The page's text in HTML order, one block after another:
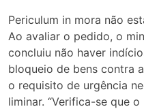
Periculum in mora não
Ao avaliar o pedido, o
concluiu não haver
bloqueio de bens contra
o requisito de urgência
liminar. “Verifica-se que